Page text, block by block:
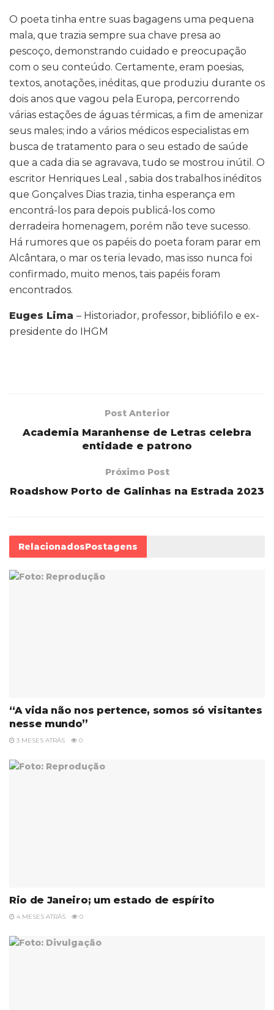
O poeta tinha entre suas bagagens uma pequena
mala, que trazia sempre sua chave presa ao
pescoço, demonstrando cuidado e preocupação
com o seu conteúdo. Certamente, eram poesias,
textos, anotações, inéditas, que produziu durante os
dois anos que vagou pela Europa, percorrendo
várias estações de águas térmicas, a fim de amenizar
seus males; indo a vários médicos especialistas em
busca de tratamento para o seu estado de saúde
que a cada dia se agravava, tudo se mostrou inútil. O
escritor Henriques Leal , sabia dos trabalhos inéditos
que Gonçalves Dias trazia, tinha esperança em
encontrá-los para depois publicá-los como
derradeira homenagem, porém não teve sucesso.
Há rumores que os papéis do poeta foram parar em
Alcântara, o mar os teria levado, mas isso nunca foi
confirmado, muito menos, tais papéis foram
encontrados.
Euges Lima – Historiador, professor, bibliófilo e ex-
presidente do IHGM
Post Anterior
Academia Maranhense de Letras celebra
entidade e patrono
Próximo Post
Roadshow Porto de Galinhas na Estrada 2023
RelacionadosPostagens
“A vida não nos pertence, somos só visitantes
nesse mundo”
3 MESES ATRÁS 0
Rio de Janeiro; um estado de espírito
4 MESES ATRÁS 0